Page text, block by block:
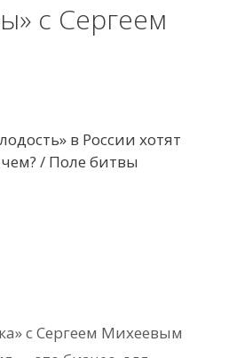
с Сергеем
в России хотят
/ Поле битвы
с Сергеем Михеевым